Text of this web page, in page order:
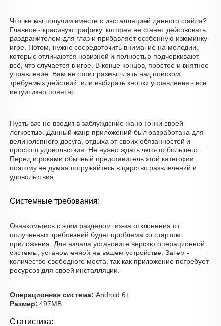
Что же мы получим вместе с инсталляцией данного файла?
Главное - красивую графику, которая не станет действовать
раздражителем для глаз и прибавляет особенную изюминку
игре. Потом, нужно сосредоточить внимание на мелодии,
которые отличаются новизной и полностью подчеркивают
всё, что случается в игре. В конце концов, простое и внятное
управление. Вам не стоит размышлять над поиском
требуемых действий, или выбирать кнопки управления - всё
интуитивно понятно.
Пусть вас не вводит в заблуждение жанр Гонки своей
легкостью. Данный жанр приложений был разработана для
великолепного досуга, отдыха от своих обязанностей и
простого удовольствия. Не нужно ждать чего-то большего.
Перед игроками обычный представитель этой категории,
поэтому не думая погружайтесь в царство развлечений и
удовольствия.
Системные требования:
Ознакомьтесь с этим разделом, из-за отклонения от
полученных требований будет проблема со стартом
приложения. Для начала установите версию операционной
системы, установленной на вашем устройстве. Затем -
количество свободного места, так как приложение потребует
ресурсов для своей инсталляции.
Операционная система: Android 6+
Размер: 497MB
Статистика: